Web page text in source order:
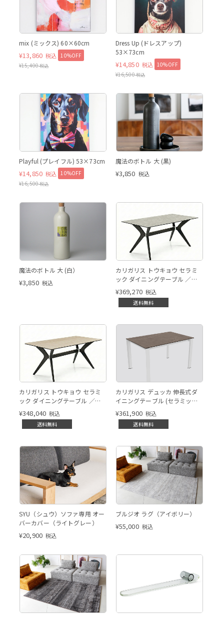
mix (ミックス) 60×60cm
¥13,860 税込 10%OFF
¥15,400税込
Dress Up (ドレスアップ)
53×73cm
¥14,850 税込 10%OFF
¥16,500税込
Playful (プレイフル) 53×73cm
¥14,850 税込 10%OFF
¥16,500税込
魔法のボトル 大 (黒)
¥3,850 税込
魔法のボトル 大 (白）
¥3,850 税込
イメージCG画像
カリガリス トウキョウ セラミ
ック ダイニングテーブル ／
Calligaris TOKYO ceramic
Dining table[CS18-FR] P5C
¥369,270 税込
送料無料
イメージCG画像
カリガリス トウキョウ セラミ
ック ダイニングテーブル ／
Calligaris TOKYO ceramic
Dining table[CS18-FR] P32C
¥348,040 税込
送料無料
カリガリス デュッカ 伸長式ダ
イニングテーブル (セラミック)
／ Calligaris Duca extendable
Dining table[CS4089-R 130]
P14C
¥361,900 税込
送料無料
SYU（シュウ）ソファ専用 オー
バーカバー（ライトグレー）
¥20,900 税込
160X230 のサイズです。
ブルジオ ラグ（アイボリー）
¥55,000 税込